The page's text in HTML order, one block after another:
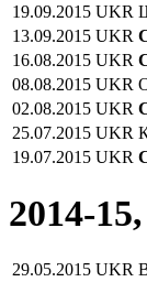
19.09.2015 UKR
13.09.2015 UKR
16.08.2015 UKR
08.08.2015 UKR
02.08.2015 UKR
25.07.2015 UKR
19.07.2015 UKR
2014-
29.05.2015 UKR